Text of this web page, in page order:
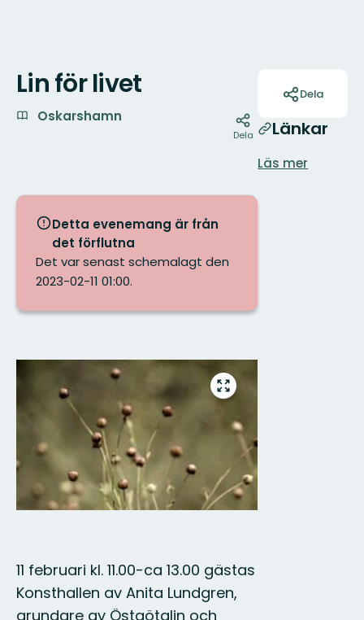
Lin för livet
Oskarshamn
Dela
Detta evenemang är från
det förflutna
Det var senast schemalagt den
2023-02-11 01:00.
Bilder
Gå
till
helskärmsläge
11 februari kl. 11.00-ca 13.00 gästas
Konsthallen av Anita Lundgren,
grundare av Östgötalin och
Dela
Länkar
Läs mer